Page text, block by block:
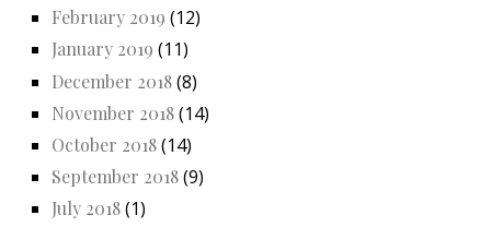
February 2019 (12)
January 2019 (11)
December 2018(8)
November 2018(14)
October 2018(14)
September 2018(9)
July 2018(1)